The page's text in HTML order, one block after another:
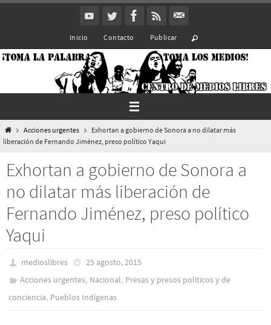
Inicio Contacto Publicar
InicioAcciones urgentes
Exhortan a gobierno de Sonora a no dilatar más
liberación de Fernando Jiménez, preso político Yaqui
Exhortan a gobierno de Sonora a
no dilatar más liberación de
Fernando Jiménez, preso político
Yaqui
medioslibres
25 agosto, 2015
Acciones urgentes, Nacional, Presas y presos polí­ticos y de
conciencia, Pueblos Indí­genas